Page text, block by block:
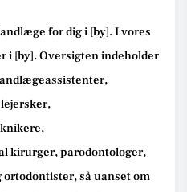
for dig i [by]. I vores
i [by].Oversigten indeholder
kirurger, parodontologer,
såuanset om